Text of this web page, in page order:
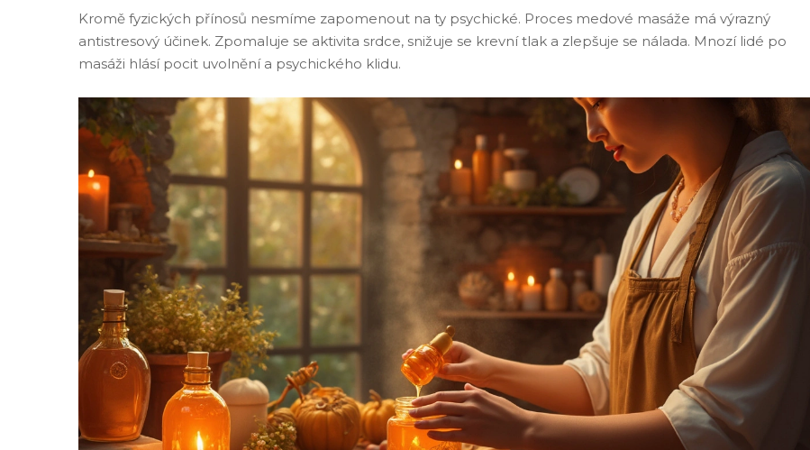
Kromě fyzických přínosů nesmíme zapomenout na ty psychické. Proces medové masáže má výrazný
antistresový účinek. Zpomaluje se aktivita srdce, snižuje se krevní tlak a zlepšuje se nálada. Mnozí lidé po
masáži hlásí pocit uvolnění a psychického klidu.